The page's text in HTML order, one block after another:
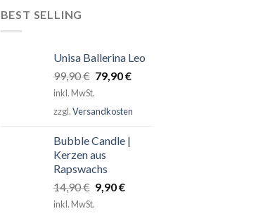
BEST SELLING
Unisa Ballerina Leo
99,90€ Ursprünglicher
war:
99,90 €
79,90€Aktueller
79,90 €.
inkl. MwSt.
zzgl.Versandkosten
Bubble Candle |
Kerzen aus
Rapswachs
14,90€ Ursprünglicher
9,90€Aktueller
inkl. MwSt.